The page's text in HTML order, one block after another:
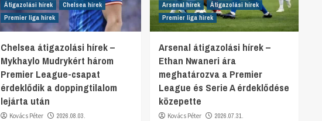
Átigazolási hírek
Chelsea hírek
Premier liga hírek
Chelsea átigazolási hírek –
Mykhaylo Mudrykért három
Premier League-csapat
érdeklődik a doppingtilalom
lejárta után
Kovács Péter 2026.08.03.
Arsenal hírek
Átigazolási hírek
Premier liga hírek
Arsenal átigazolási hírek –
Ethan Nwaneri ára
meghatározva a Premier
League és Serie A érdeklődése
közepette
Kovács Péter 2026.07.31.